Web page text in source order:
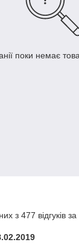
поки немає
з 477 відгуків за